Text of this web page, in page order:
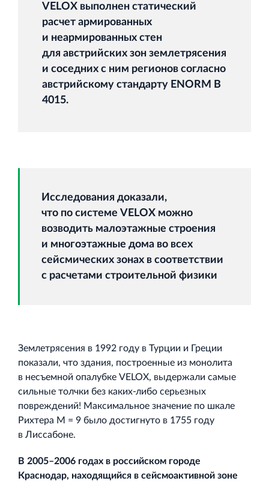
VELOX выполнен статический
расчет армированных
и неармированных стен
для австрийских зон землетрясения
и соседних с ним регионов согласно
австрийскому стандарту ENORM B
4015.
Исследования доказали,
что по системе VELOX можно
возводить малоэтажные строения
и многоэтажные дома во всех
сейсмических зонах в соответствии
с расчетами строительной физики
Землетрясения в 1992 году в Турции и Греции
показали, что здания, построенные из монолита
в несъемной опалубке VELOX, выдержали самые
сильные толчки без каких‐либо серьезных
повреждений! Максимальное значение по шкале
Рихтера М = 9 было достигнуто в 1755 году
в Лиссабоне.
В 2005–2006 годах в российском городе
Краснодар, находящийся в сейсмоактивной зоне